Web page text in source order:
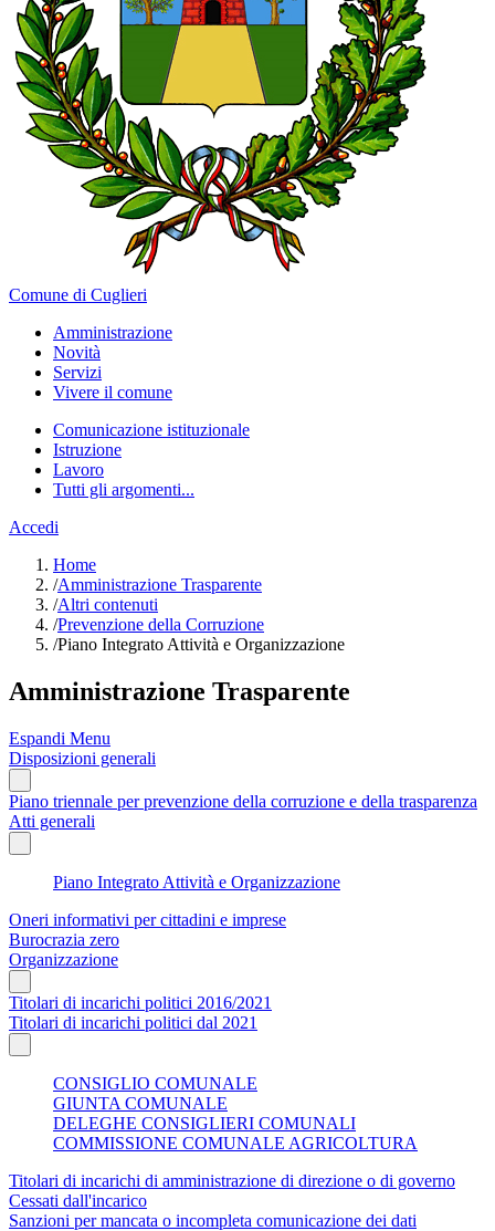
Comune di Cuglieri
Amministrazione
Novità
Servizi
Vivere il comune
Comunicazione istituzionale
Istruzione
Lavoro
Tutti gli argomenti...
Accedi
Home
/Amministrazione Trasparente
/Altri contenuti
/Prevenzione della Corruzione
/Piano Integrato Attività e Organizzazione
Amministrazione Trasparente
Espandi Menu
Disposizioni generali
Piano triennale per prevenzione della corruzione e della trasparenza
Atti generali
Piano Integrato Attività e Organizzazione
Oneri informativi per cittadini e imprese
Burocrazia zero
Organizzazione
Titolari di incarichi politici 2016/2021
Titolari di incarichi politici dal 2021
CONSIGLIO COMUNALE
GIUNTA COMUNALE
DELEGHE CONSIGLIERI COMUNALI
COMMISSIONE COMUNALE AGRICOLTURA
Titolari di incarichi di amministrazione di direzione o di governo
Cessati dall'incarico
Sanzioni per mancata o incompleta comunicazione dei dati